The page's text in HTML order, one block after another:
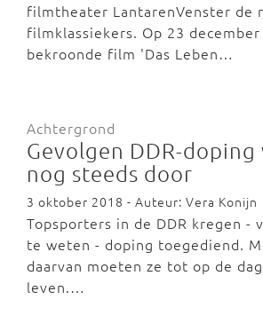
filmtheater LantarenVenster de
filmklassiekers. Op 23 december
bekroonde film 'Das Leben…
Achtergrond
Gevolgen DDR-doping
nog steeds door
3 oktober 2018 - Auteur: Vera Konijn
Topsporters in de DDR kregen -
te weten - doping toegediend.
daarvan moeten ze tot op de
leven.…